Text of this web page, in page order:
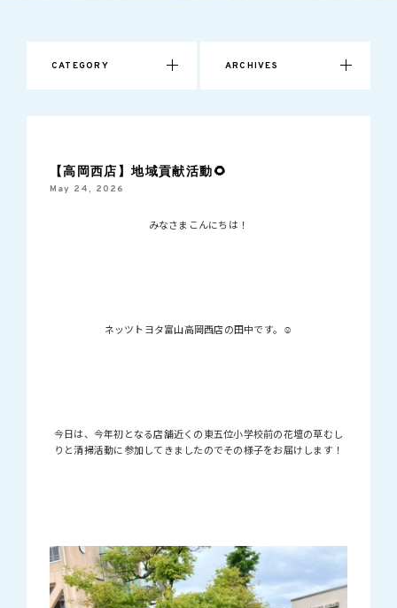
CATEGORY ARCHIVES
【高岡西店】地域貢献活動🌻
May 24, 2026
みなさまこんにちは！
ネッツトヨタ富山高岡西店の田中です。☺
今日は、今年初となる店舗近くの東五位小学校前の花壇の草むし
りと清掃活動に参加してきましたのでその様子をお届けします！